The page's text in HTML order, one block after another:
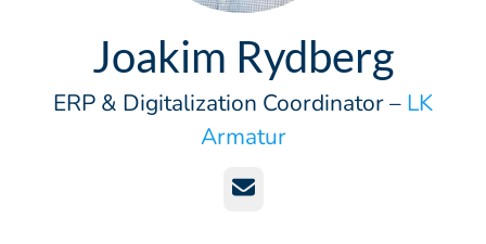
Joakim Rydberg
ERP & Digitalization Coordinator – LK
Armatur
E-post